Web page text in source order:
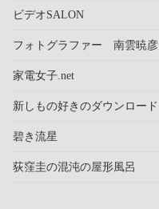
ビデオSALON
フォトグラファー 南雲暁彦
家電女子.net
新しもの好きのダウンロード
碧き流星
荻窪圭の混沌の屋形風呂